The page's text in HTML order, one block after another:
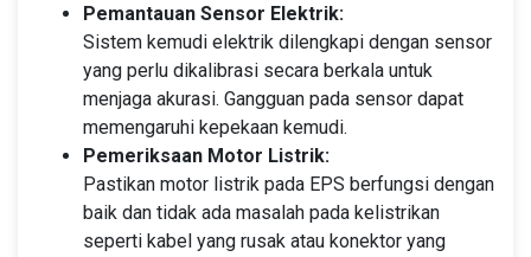
Pemantauan Sensor Elektrik:
Sistem kemudi elektrik dilengkapi dengan sensor
yang perlu dikalibrasi secara berkala untuk
menjaga akurasi. Gangguan pada sensor dapat
memengaruhi kepekaan kemudi.
Pemeriksaan Motor Listrik:
Pastikan motor listrik pada EPS berfungsi dengan
baik dan tidak ada masalah pada kelistrikan
seperti kabel yang rusak atau konektor yang